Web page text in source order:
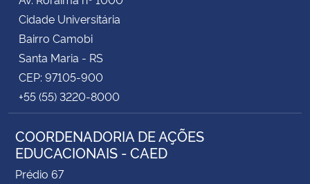
Cidade Universitária
Bairro Camobi
Santa Maria - RS
CEP: 97105-900
+55 (55) 3220-8000
COORDENADORIA DE AÇÕES
EDUCACIONAIS - CAED
Prédio 67